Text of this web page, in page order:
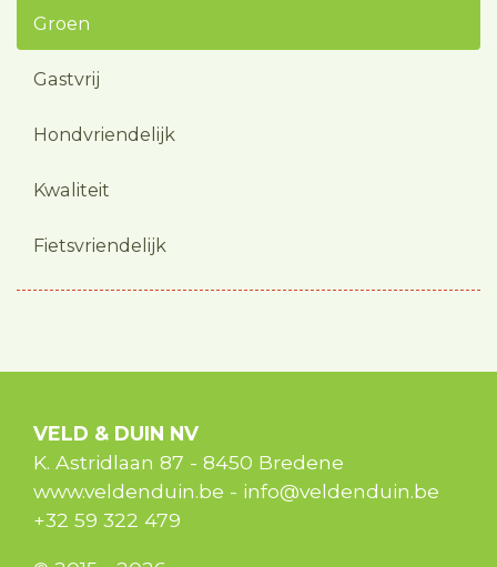
Groen
Gastvrij
Hondvriendelijk
Kwaliteit
Fietsvriendelijk
VELD & DUIN NV
K. Astridlaan 87 - 8450 Bredene
www.veldenduin.be - info@veldenduin.be
+32 59 322 479